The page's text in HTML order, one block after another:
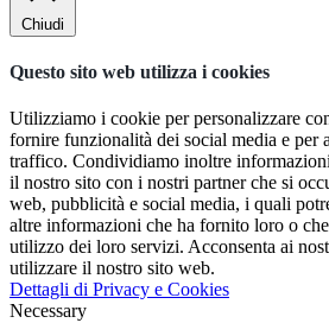
Chiudi
Questo sito web utilizza i cookies
Utilizziamo i cookie per personalizzare
fornire funzionalità dei social media e per
traffico. Condividiamo inoltre
il nostro sito con i nostri partner che si
web, pubblicità e social media, i quali
altre informazioni che ha fornito loro o
utilizzo dei loro servizi. Acconsenta ai
utilizzare il nostro sito web.
Dettagli di Privacy e Cookies
Necessary